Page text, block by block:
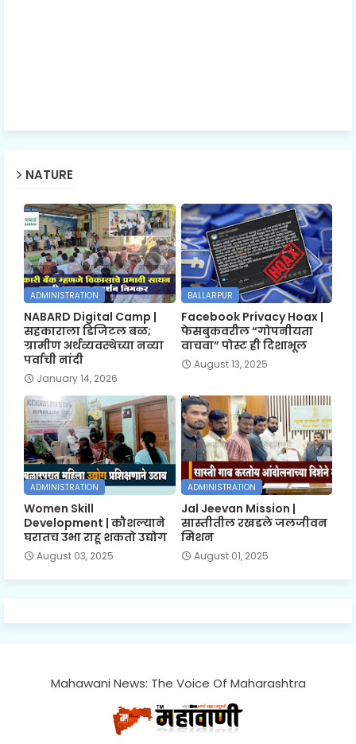
NATURE
ADMINISTRATION
NABARD Digital Camp |
सहकाराला डिजिटल बळ;
ग्रामीण अर्थव्यवस्थेच्या नव्या
पर्वाची नांदी
January 14, 2026
BALLARPUR
Facebook Privacy Hoax |
फेसबुकवरील “गोपनीयता
वाचवा” पोस्ट ही दिशाभूल
August 13, 2025
ADMINISTRATION
Women Skill
Development | कौशल्याने
घरातच उभा राहू शकतो उद्योग
August 03, 2025
ADMINISTRATION
Jal Jeevan Mission |
सास्तीतील रखडले जलजीवन
मिशन
August 01, 2025
Mahawani News: The Voice Of Maharashtra